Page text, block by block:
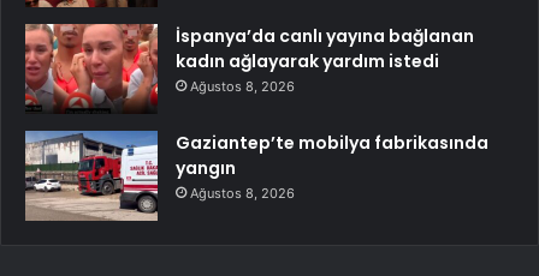
İspanya’da canlı yayına bağlanan
kadın ağlayarak yardım istedi
Ağustos 8, 2026
Gaziantep’te mobilya fabrikasında
yangın
Ağustos 8, 2026